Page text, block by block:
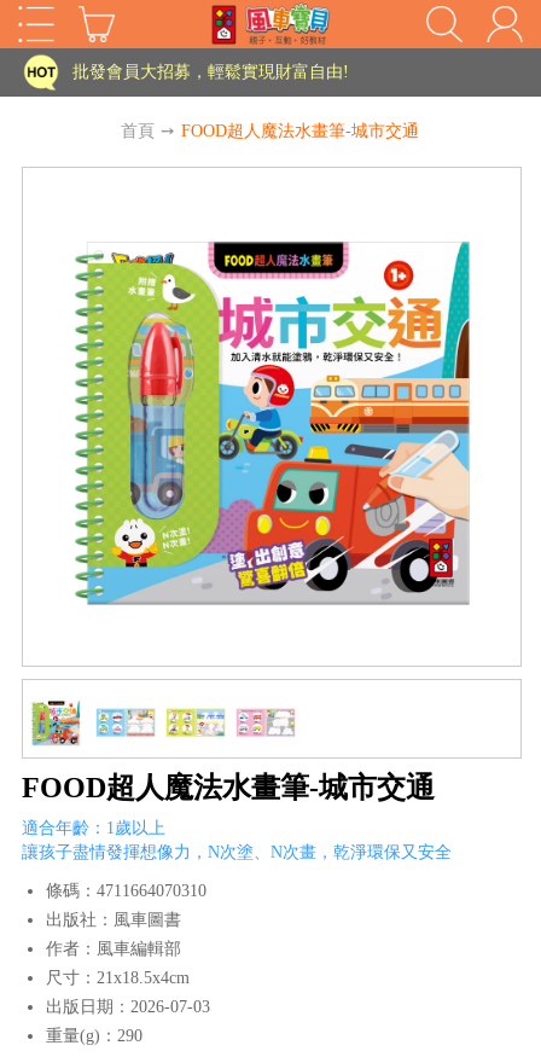
家長樂了!「風車書版集團暨FOOD超人企業總部」目前正興建中!
批發會員大招募，輕鬆實現財富自由!
老師您好!!幼教會員火熱招募中~
批發會員大招募，輕鬆實現財富自由!
老師您好!!幼教會員火熱招募中~
海外購物免煩惱！點我查看『海外購物流程說明』
首頁 ➙ FOOD超人魔法水畫筆-城市交通
FOOD超人魔法水畫筆-城市交通
適合年齡：1歲以上
讓孩子盡情發揮想像力，N次塗、N次畫，乾淨環保又安全
條碼：4711664070310
出版社：風車圖書
作者：風車編輯部
尺寸：21x18.5x4cm
出版日期：2026-07-03
重量(g)：290